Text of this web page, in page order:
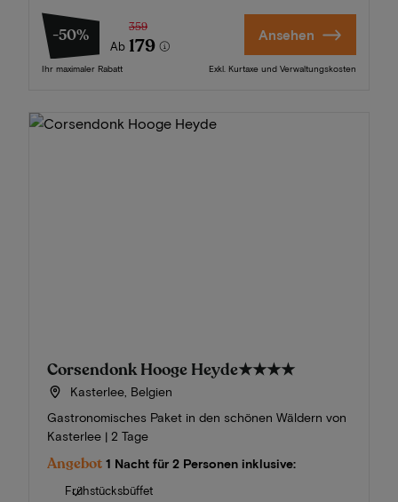
-50%
Ab
359
179
Ihr maximaler Rabatt
Ansehen
Exkl. Kurtaxe und Verwaltungskosten
Corsendonk Hooge Heyde★★★★
Kasterlee, Belgien
Gastronomisches Paket in den schönen Wäldern von
Kasterlee | 2 Tage
Angebot 1 Nacht für 2 Personen inklusive:
Frühstücksbüffet